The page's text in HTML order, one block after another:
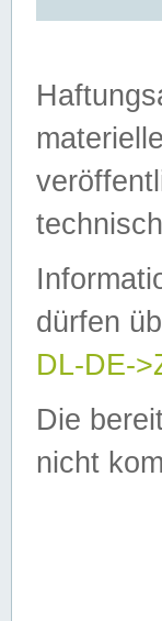
dürfen
DL-DE-
Die
nicht